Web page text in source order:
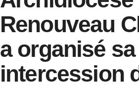
Renouveau
a organisé
intercession